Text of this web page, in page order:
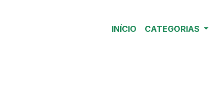
INÍCIO CATEGORIAS